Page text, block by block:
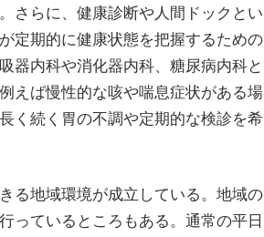
さらに、健康診断や人間ドックとい
定期的に健康状態を把握するための
器内科や消化器内科、糖尿病内科と
えば慢性的な咳や喘息症状がある場
く続く胃の不調や定期的な検診を希
る地域環境が成立している。地域の
っているところもある。通常の平日